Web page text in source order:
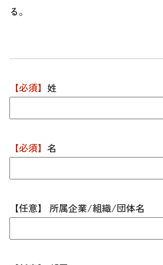
る。
【必須】 姓
【必須】 名
【任意】 所属企業/組織/団体名